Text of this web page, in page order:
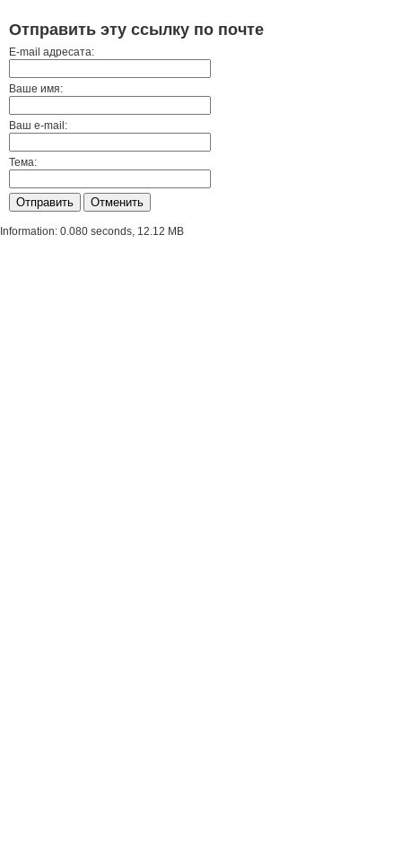
Отправить эту ссылку по почте
E-mail адресата:
Ваше имя:
Ваш e-mail:
Тема:
Отправить Отменить
Information: 0.080 seconds, 12.12 MB